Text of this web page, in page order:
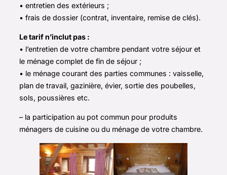
• entretien des extérieurs ;
• frais de dossier (contrat, inventaire, remise de clés).
Le tarif n’inclut pas :
• l’entretien de votre chambre pendant votre séjour et
le ménage complet de fin de séjour ;
• le ménage courant des parties communes : vaisselle,
plan de travail, gazinière, évier, sortie des poubelles,
sols, poussières etc.
– la participation au pot commun pour produits
ménagers de cuisine ou du ménage de votre chambre.